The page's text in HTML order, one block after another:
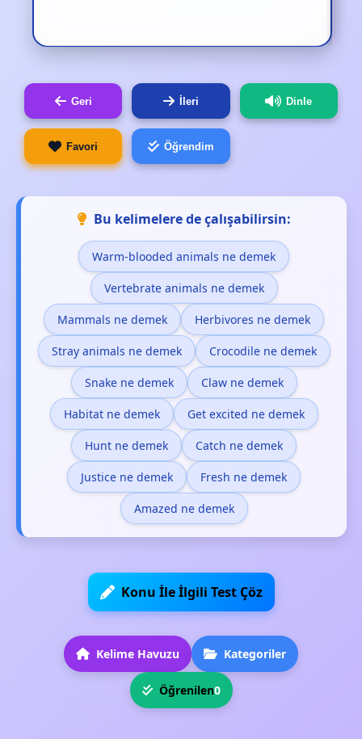
Geri İleri Dinle
Favori Öğrendim
Bu kelimelere de çalışabilirsin:
Warm-blooded animals ne demek
Vertebrate animals ne demek
Mammals ne demek Herbivores ne demek
Stray animals ne demek Crocodile ne demek
Snake ne demek Claw ne demek
Habitat ne demek Get excited ne demek
Hunt ne demek Catch ne demek
Justice ne demek Fresh ne demek
Amazed ne demek
Konu İle İlgili Test Çöz
Kelime Havuzu Kategoriler
Öğrenilen0